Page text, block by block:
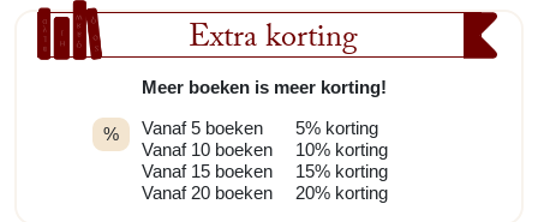
Extra korting
%
Meer boeken is meer korting!
Vanaf 5 boeken
Vanaf 10 boeken
Vanaf 15 boeken
Vanaf 20 boeken
5% korting
10% korting
15% korting
20% korting